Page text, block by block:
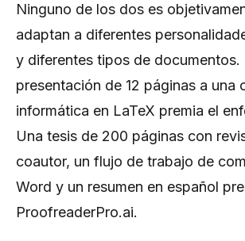
Ninguno de los dos es
adaptan a diferentes
y diferentes tipos de documentos.
presentación de 12 páginas a una
informática en LaTeX premia el
Una tesis de 200 páginas con
coautor, un flujo de trabajo de
Word y un resumen en español
ProofreaderPro.ai.